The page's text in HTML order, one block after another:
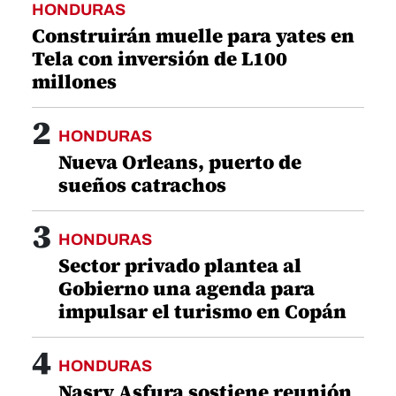
HONDURAS
Construirán muelle para yates en
Tela con inversión de L100
millones
2 HONDURAS
Nueva Orleans, puerto de
sueños catrachos
3 HONDURAS
Sector privado plantea al
Gobierno una agenda para
impulsar el turismo en Copán
4 HONDURAS